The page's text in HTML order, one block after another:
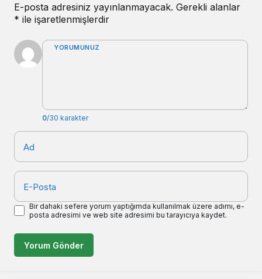
E-posta adresiniz yayınlanmayacak. Gerekli alanlar
* ile işaretlenmişlerdir
YORUMUNUZ
0/30 karakter
Ad
E-Posta
Bir dahaki sefere yorum yaptığımda kullanılmak üzere adımı, e-
posta adresimi ve web site adresimi bu tarayıcıya kaydet.
Yorum Gönder